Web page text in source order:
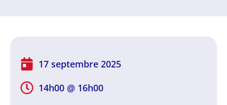
17 septembre 2025
14h00 @ 16h00